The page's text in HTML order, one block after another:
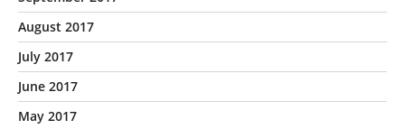
August 2017
July 2017
June 2017
May 2017